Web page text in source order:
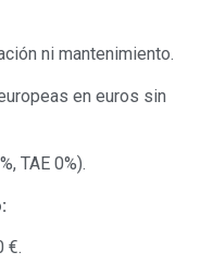
ni mantenimiento.
en euros sin
TAE 0%).
€.